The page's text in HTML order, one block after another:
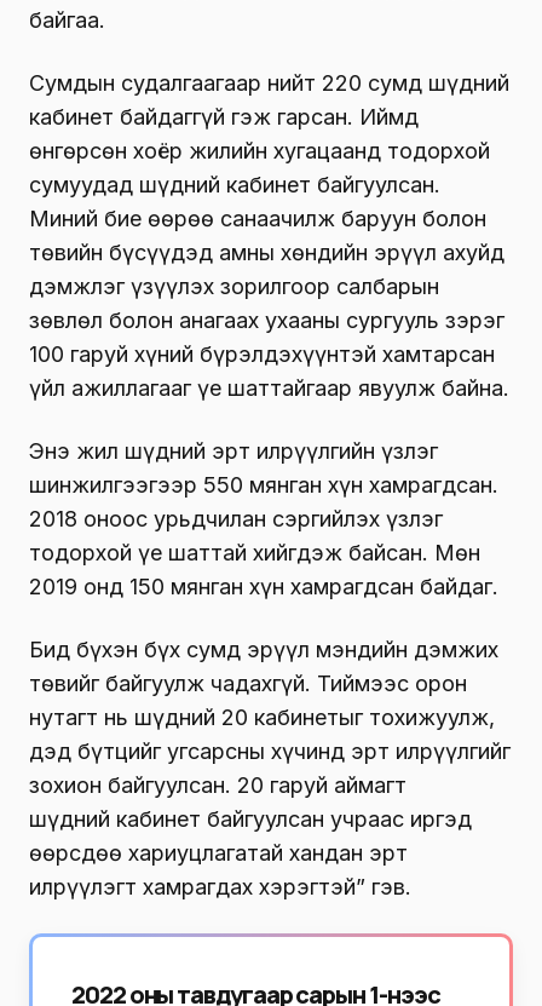
байгаа.
Сумдын судалгаагаар нийт 220 сумд шүдний
кабинет байдаггүй гэж гарсан. Иймд
өнгөрсөн хоёр жилийн хугацаанд тодорхой
сумуудад шүдний кабинет байгуулсан.
Миний бие өөрөө санаачилж баруун болон
төвийн бүсүүдэд амны хөндийн эрүүл ахуйд
дэмжлэг үзүүлэх зорилгоор салбарын
зөвлөл болон анагаах ухааны сургууль зэрэг
100 гаруй хүний бүрэлдэхүүнтэй хамтарсан
үйл ажиллагааг үе шаттайгаар явуулж байна.
Энэ жил шүдний эрт илрүүлгийн үзлэг
шинжилгээгээр 550 мянган хүн хамрагдсан.
2018 оноос урьдчилан сэргийлэх үзлэг
тодорхой үе шаттай хийгдэж байсан. Мөн
2019 онд 150 мянган хүн хамрагдсан байдаг.
Бид бүхэн бүх сумд эрүүл мэндийн дэмжих
төвийг байгуулж чадахгүй. Тиймээс орон
нутагт нь шүдний 20 кабинетыг тохижуулж,
дэд бүтцийг угсарсны хүчинд эрт илрүүлгийг
зохион байгуулсан. 20 гаруй аймагт
шүдний кабинет байгуулсан учраас иргэд
өөрсдөө хариуцлагатай хандан эрт
илрүүлэгт хамрагдах хэрэгтэй” гэв.
2022 оны тавдугаар сарын 1-нээс